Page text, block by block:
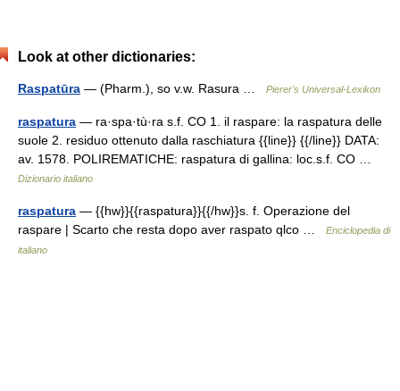
Look at other dictionaries:
Raspatūra — (Pharm.), so v.w. Rasura … Pierer's Universal-Lexikon
raspatura — ra·spa·tù·ra s.f. CO 1. il raspare: la raspatura delle
suole 2. residuo ottenuto dalla raschiatura {{line}} {{/line}} DATA:
av. 1578. POLIREMATICHE: raspatura di gallina: loc.s.f. CO …
Dizionario italiano
raspatura — {{hw}}{{raspatura}}{{/hw}}s. f. Operazione del
raspare | Scarto che resta dopo aver raspato qlco …
Enciclopedia di
italiano